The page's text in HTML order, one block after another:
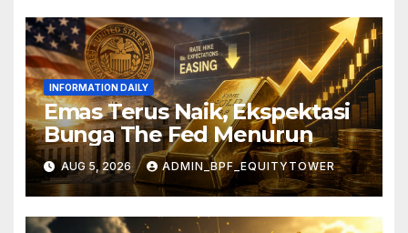
INFORMATION DAILY
Emas Terus Naik, Ekspektasi
Bunga The Fed Menurun
AUG 5, 2026 ADMIN_BPF_EQUITYTOWER